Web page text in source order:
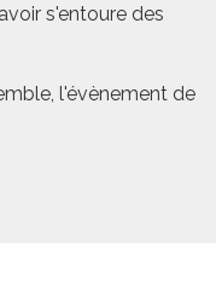
s'entoure des
l'évènement de